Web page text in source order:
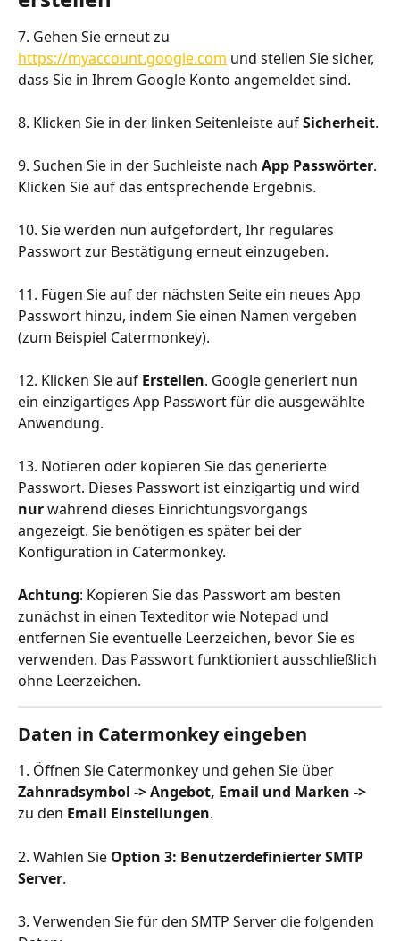
7. Gehen Sie erneut zu
https://myaccount.google.com und stellen Sie sicher,
dass Sie in Ihrem Google Konto angemeldet sind.
8. Klicken Sie in der linken Seitenleiste auf Sicherheit.
9. Suchen Sie in der Suchleiste nach App Passwörter.
Klicken Sie auf das entsprechende Ergebnis.
10. Sie werden nun aufgefordert, Ihr reguläres
Passwort zur Bestätigung erneut einzugeben.
11. Fügen Sie auf der nächsten Seite ein neues App
Passwort hinzu, indem Sie einen Namen vergeben
(zum Beispiel Catermonkey).
12. Klicken Sie auf Erstellen. Google generiert nun
ein einzigartiges App Passwort für die ausgewählte
Anwendung.
13. Notieren oder kopieren Sie das generierte
Passwort. Dieses Passwort ist einzigartig und wird
nur während dieses Einrichtungsvorgangs
angezeigt. Sie benötigen es später bei der
Konfiguration in Catermonkey.
Achtung: Kopieren Sie das Passwort am besten
zunächst in einen Texteditor wie Notepad und
entfernen Sie eventuelle Leerzeichen, bevor Sie es
verwenden. Das Passwort funktioniert ausschließlich
ohne Leerzeichen.
Daten in Catermonkey eingeben
1. Öffnen Sie Catermonkey und gehen Sie über
Zahnradsymbol -> Angebot, Email und Marken ->
zu den Email Einstellungen.
2. Wählen Sie Option 3: Benutzerdefinierter SMTP
Server.
3. Verwenden Sie für den SMTP Server die folgenden